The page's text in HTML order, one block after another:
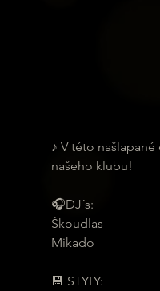
♪ V této
našeho klubu!
🎧DJ´s:
Škoudlas
Mikado
💾 STYLY: